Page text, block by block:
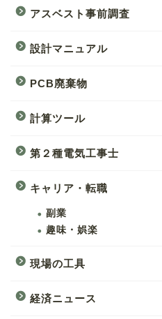
アスベスト事前調査
設計マニュアル
PCB廃棄物
計算ツール
第２種電気工事士
キャリア・転職
副業
趣味・娯楽
現場の工具
経済ニュース